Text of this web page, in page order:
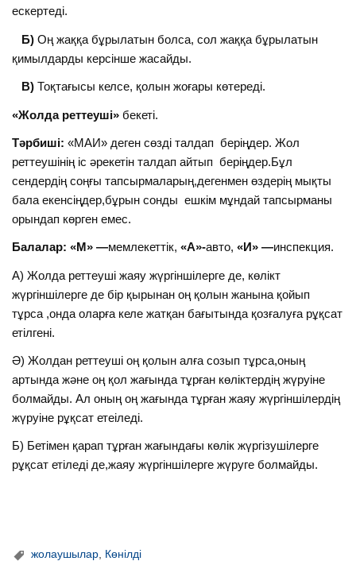
ескертеді.
Б) Оң жаққа бұрылатын болса, сол жаққа бұрылатын
қимылдарды керсінше жасайды.
В) Тоқтағысы келсе, қолын жоғары көтереді.
«Жолда реттеуші» бекеті.
Тәрбиші: «МАИ» деген сөзді талдап беріңдер. Жол
реттеушінің іс әрекетін талдап айтып беріңдер.Бұл
сендердің соңғы тапсырмаларың,дегенмен өздерің мықты
бала екенсіңдер,бұрын сонды ешкім мұндай тапсырманы
орындап көрген емес.
Балалар: «М» —мемлекеттік,«А»-авто,«И» —инспекция.
А) Жолда реттеуші жаяу жүргіншілерге де, көлікт
жүргіншілерге де бір қырынан оң қолын жанына қойып
тұрса ,онда оларға келе жатқан бағытында қозғалуға рұқсат
етілгені.
Ә) Жолдан реттеуші оң қолын алға созып тұрса,оның
артында және оң қол жағында тұрған көліктердің жүруіне
болмайды. Ал оның оң жағында тұрған жаяу жүргіншілердің
жүруіне рұқсат етеіледі.
Б) Бетімен қарап тұрған жағындағы көлік жүргізушілерге
рұқсат етіледі де,жаяу жүргіншілерге жүруге болмайды.
жолаушылар Көнілді